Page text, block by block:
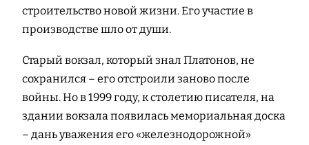
строительство новой жизни. Его участие в
производстве шло от души.
Старый вокзал, который знал Платонов, не
сохранился – его отстроили заново после
войны. Но в 1999 году, к столетию писателя, на
здании вокзала появилась мемориальная доска
– дань уважения его «железнодорожной»